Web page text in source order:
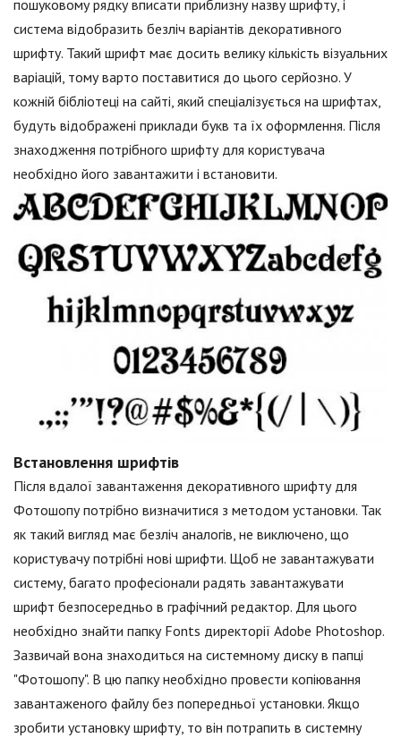
пошуковому рядку вписати приблизну назву шрифту, і
система відобразить безліч варіантів декоративного
шрифту. Такий шрифт має досить велику кількість візуальних
варіацій, тому варто поставитися до цього серйозно. У
кожній бібліотеці на сайті, який спеціалізується на шрифтах,
будуть відображені приклади букв та їх оформлення. Після
знаходження потрібного шрифту для користувача
необхідно його завантажити і встановити.
Встановлення шрифтів
Після вдалої завантаження декоративного шрифту для
Фотошопу потрібно визначитися з методом установки. Так
як такий вигляд має безліч аналогів, не виключено, що
користувачу потрібні нові шрифти. Щоб не завантажувати
систему, багато професіонали радять завантажувати
шрифт безпосередньо в графічний редактор. Для цього
необхідно знайти папку Fonts директорії Adobe Photoshop.
Зазвичай вона знаходиться на системному диску в папці
"Фотошопу". В цю папку необхідно провести копіювання
завантаженого файлу без попередньої установки. Якщо
зробити установку шрифту, то він потрапить в системну